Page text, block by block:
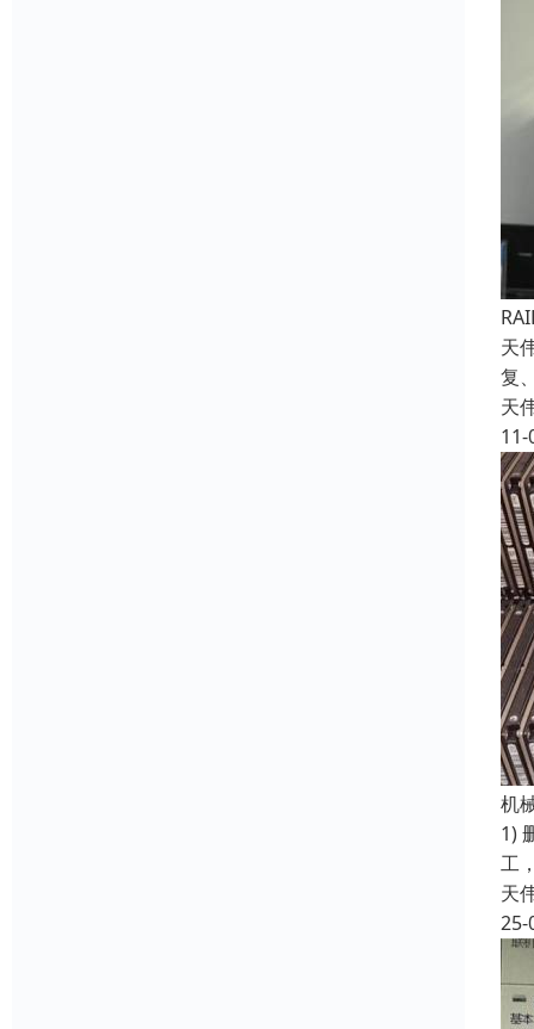
天
复
天
11-
机
1)
工
天
25-